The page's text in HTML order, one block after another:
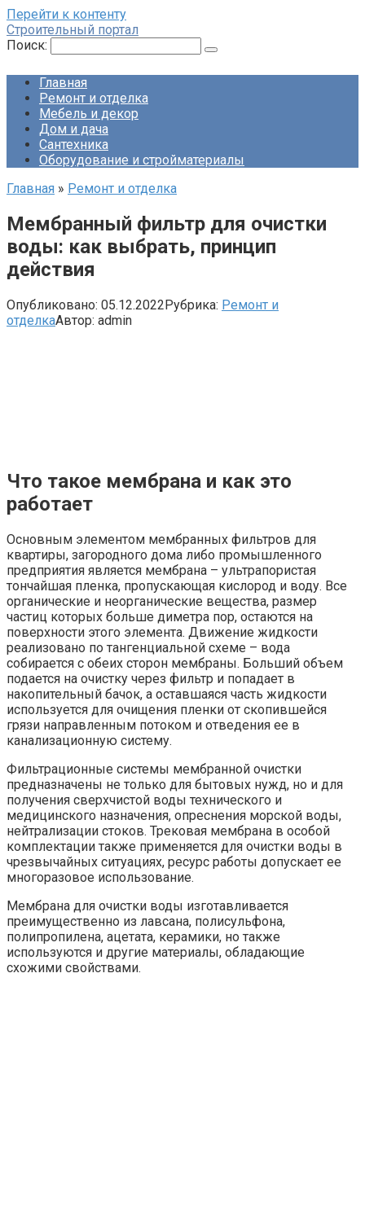
Перейти к контенту
Строительный портал
Поиск:
Главная
Ремонт и отделка
Мебель и декор
Дом и дача
Сантехника
Оборудование и стройматериалы
Главная » Ремонт и отделка
Мембранный фильтр для очистки
воды: как выбрать, принцип
действия
Опубликовано: 05.12.2022Рубрика: Ремонт и
отделкаАвтор: admin
Что такое мембрана и как это
работает
Основным элементом мембранных фильтров для
квартиры, загородного дома либо промышленного
предприятия является мембрана – ультрапористая
тончайшая пленка, пропускающая кислород и воду. Все
органические и неорганические вещества, размер
частиц которых больше диметра пор, остаются на
поверхности этого элемента. Движение жидкости
реализовано по тангенциальной схеме – вода
собирается с обеих сторон мембраны. Больший объем
подается на очистку через фильтр и попадает в
накопительный бачок, а оставшаяся часть жидкости
используется для очищения пленки от скопившейся
грязи направленным потоком и отведения ее в
канализационную систему.
Фильтрационные системы мембранной очистки
предназначены не только для бытовых нужд, но и для
получения сверхчистой воды технического и
медицинского назначения, опреснения морской воды,
нейтрализации стоков. Трековая мембрана в особой
комплектации также применяется для очистки воды в
чрезвычайных ситуациях, ресурс работы допускает ее
многоразовое использование.
Мембрана для очистки воды изготавливается
преимущественно из лавсана, полисульфона,
полипропилена, ацетата, керамики, но также
используются и другие материалы, обладающие
схожими свойствами.